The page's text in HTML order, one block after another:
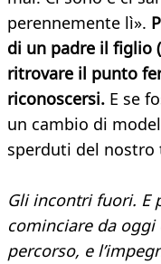
perennemente lì».
di un padre il figlio
ritrovare il punto
riconoscersi. E se
un cambio di
sperduti del nostro
Gli incontri fuori. E
cominciare da oggi
percorso, e